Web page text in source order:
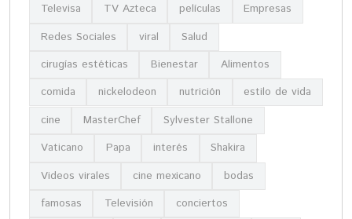
Televisa
TV Azteca películas
Empresas
Redes Sociales
viral
Salud
cirugías estéticas
Bienestar
Alimentos
comida
nickelodeon nutrición
estilo de vida
cine
MasterChef
Sylvester Stallone
Vaticano
Papa interés
Shakira
Videos virales
cine mexicano
bodas
famosas
Televisión
conciertos